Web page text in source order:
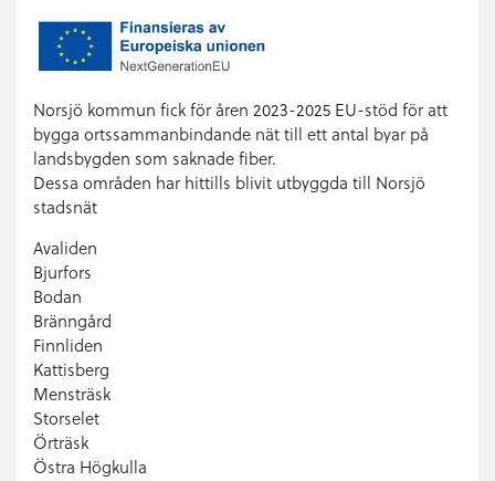
Norsjö kommun fick för åren 2023-2025 EU-stöd för att
bygga ortssammanbindande nät till ett antal byar på
landsbygden som saknade fiber.
Dessa områden har hittills blivit utbyggda till Norsjö
stadsnät
Avaliden
Bjurfors
Bodan
Bränngård
Finnliden
Kattisberg
Mensträsk
Storselet
Örträsk
Östra Högkulla